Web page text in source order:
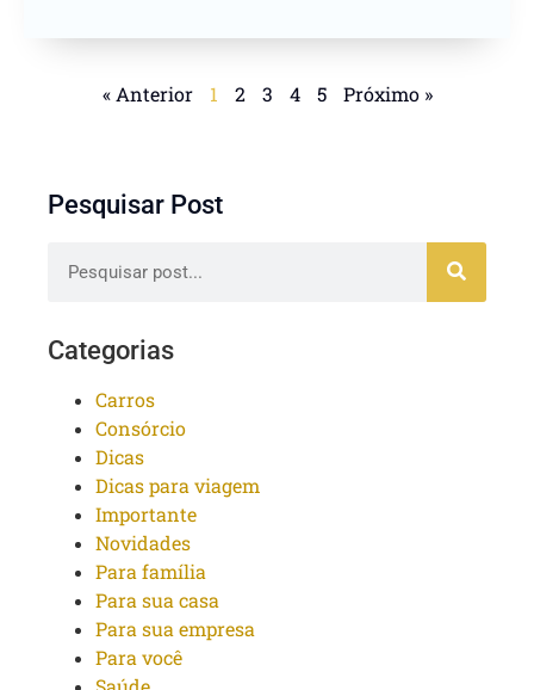
« Anterior 1 2 3 4 5 Próximo »
Pesquisar Post
Categorias
Carros
Consórcio
Dicas
Dicas para viagem
Importante
Novidades
Para família
Para sua casa
Para sua empresa
Para você